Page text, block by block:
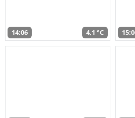
14:06 4,1 °C